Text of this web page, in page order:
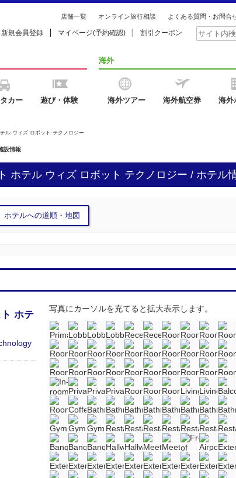
店舗一覧 オンライン旅行相談 よくある質問・お問合
新規会員登録 マイページ(予約確認) 割引クーポン
カー 遊び・体験
海外
海外ツアー 海外航空券 海外
ル ウィズ ロボット テクノロジー
設情報
ホテル ウィズ ロボット テクノロジー / ホテル
▼ ホテルへの道順・地図
ホテ
写真にカーソルを充てると拡大表示します。